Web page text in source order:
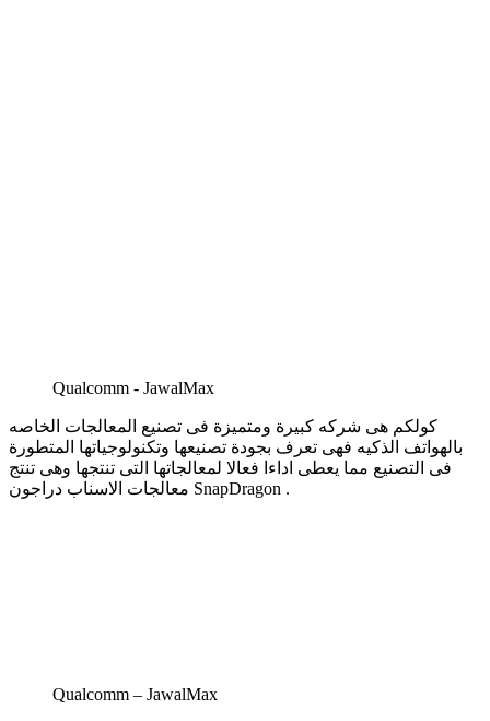
Qualcomm - JawalMax
كولكم هى شركه كبيرة ومتميزة فى تصنيع المعالجات الخاصه
بالهواتف الذكيه فهى تعرف بجودة تصنيعها وتكنولوجياتها المتطورة
فى التصنيع مما يعطى اداءا فعالا لمعالجاتها التى تنتجها وهى تنتج
معالجات الاسناب دراجون SnapDragon .
Qualcomm – JawalMax